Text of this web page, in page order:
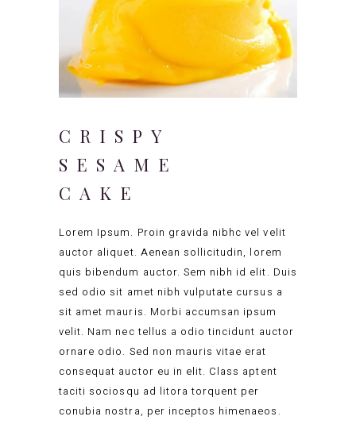
CRISPY
SESAME
CAKE
Lorem Ipsum. Proin gravida nibhc vel velit
auctor aliquet. Aenean sollicitudin, lorem
quis bibendum auctor. Sem nibh id elit. Duis
sed odio sit amet nibh vulputate cursus a
sit amet mauris. Morbi accumsan ipsum
velit. Nam nec tellus a odio tincidunt auctor
ornare odio. Sed non mauris vitae erat
consequat auctor eu in elit. Class aptent
taciti sociosqu ad litora torquent per
conubia nostra, per inceptos himenaeos.